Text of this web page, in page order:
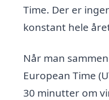
Time. Der er
konstant hele
Når man
European Time
30 minutter om